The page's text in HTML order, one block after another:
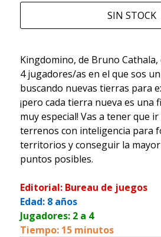
SIN STOCK
Kingdomino, de Bruno Cathala,
4 jugadores/as en el que sos
buscando nuevas tierras para
¡pero cada tierra nueva es una
muy especial! Vas a tener que
terrenos con inteligencia para
territorios y conseguir la mayor
puntos posibles.
Editorial: Bureau de juegos
Edad: 8 años
Jugadores: 2 a 4
Tiempo: 15 minutos